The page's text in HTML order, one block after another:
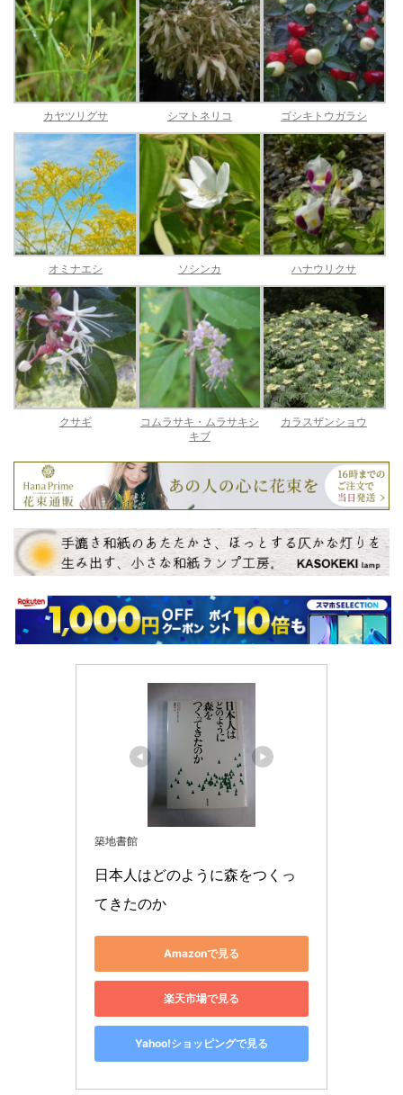
カヤツリグサ シマトネリコ ゴシキトウガラシ
オミナエシ ソシンカ ハナウリクサ
クサギ
コムラサキ・ムラサキシ
キブ
カラスザンショウ
築地書館
日本人はどのように森をつくっ
てきたのか
Amazonで見る
楽天市場で見る
Yahoo!ショッピングで見る